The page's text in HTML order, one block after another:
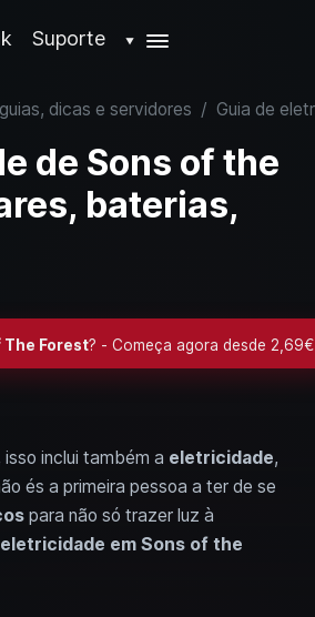
Suporte ▼
dicas e servidores /
de Sons of the
baterias,
The Forest? - Começa agora desde 2,69€
inclui também a eletricidade,
és a primeira pessoa a ter de se
para não só trazer luz à
eletricidade em Sons of the